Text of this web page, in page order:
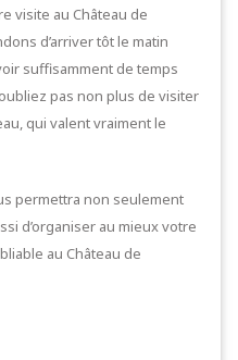
visite au Château de
d’arriver tôt le matin
suffisamment de temps
pas non plus de visiter
qui valent vraiment le
permettra non seulement
d’organiser au mieux votre
au Château de